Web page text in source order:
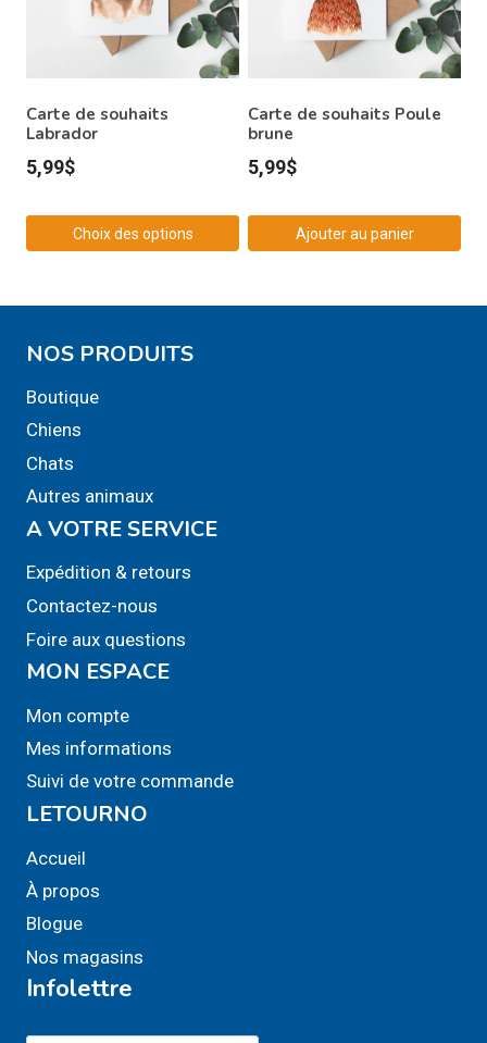
Carte de souhaits
Labrador
5,99$
Choix des options
plusieurs
options
peuvent
être
choisies
page
du
produit
Carte de souhaits Poule
brune
5,99$
Ajouter au panier
NOS PRODUITS
Boutique
Chiens
Chats
Autres animaux
A VOTRE SERVICE
Expédition & retours
Contactez-nous
Foire aux questions
MON ESPACE
Mon compte
Mes informations
Suivi de votre commande
LETOURNO
Accueil
À propos
Blogue
Nos magasins
Infolettre